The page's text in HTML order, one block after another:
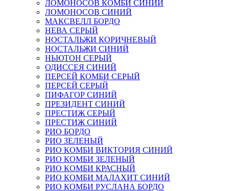
ЛОМОНОСОВ КОМБИ СИНИЙ
ЛОМОНОСОВ СИНИЙ
МАКСВЕЛЛ БОРДО
НЕВА СЕРЫЙ
НОСТАЛЬЖИ КОРИЧНЕВЫЙ
НОСТАЛЬЖИ СИНИЙ
НЬЮТОН СЕРЫЙ
ОДИССЕЯ СИНИЙ
ПЕРСЕЙ КОМБИ СЕРЫЙ
ПЕРСЕЙ СЕРЫЙ
ПИФАГОР СИНИЙ
ПРЕЗИДЕНТ СИНИЙ
ПРЕСТИЖ СЕРЫЙ
ПРЕСТИЖ СИНИЙ
РИО БОРДО
РИО ЗЕЛЕНЫЙ
РИО КОМБИ ВИКТОРИЯ СИНИЙ
РИО КОМБИ ЗЕЛЕНЫЙ
РИО КОМБИ КРАСНЫЙ
РИО КОМБИ МАЛАХИТ СИНИЙ
РИО КОМБИ РУСЛАНА БОРДО